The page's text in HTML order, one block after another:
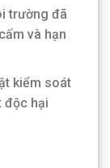
trường đã
và hạn
kiểm soát
độc hại